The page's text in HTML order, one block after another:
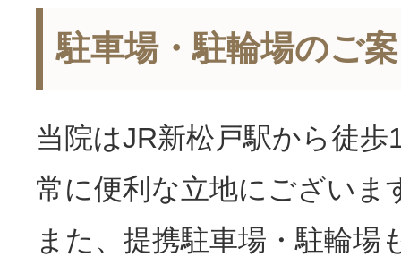
駐車場・駐輪場のご
当院はJR新松戸駅から徒
常に便利な立地にございま
また、提携駐車場・駐輪場